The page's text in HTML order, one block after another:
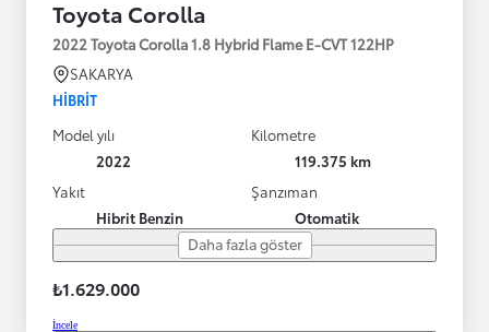
Toyota Corolla
2022 Toyota Corolla 1.8 Hybrid Flame E-CVT 122HP
SAKARYA
HIBRIT
Model yılı
2022
Kilometre
119.375 km
Yakıt
Hibrit Benzin
Şanzıman
Otomatik
Daha fazla göster
₺1.629.000
İncele